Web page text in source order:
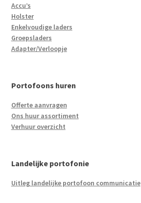
Accu’s
Holster
Enkelvoudige laders
Groepsladers
Adapter/Verloopje
Portofoons huren
Offerte aanvragen
Ons huur assortiment
Verhuur overzicht
Landelijke portofonie
Uitleg landelijke portofoon communicatie